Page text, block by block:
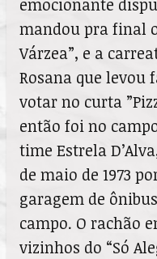
mandou pra final
Várzea”, e a
Rosana que
votar no curta
então foi no
time Estrela
de maio de 1973
garagem de
campo. O rachão
vizinhos do “Só